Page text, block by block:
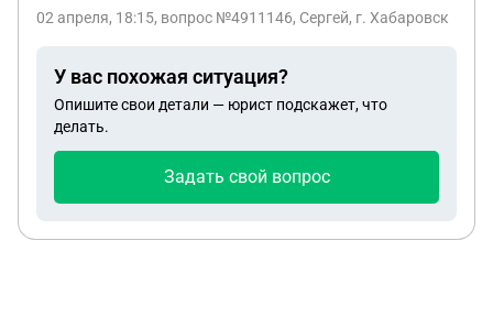
02 апреля, 18:15, вопрос №4911146, Сергей, г. Хабаровск
У вас похожая ситуация?
Опишите свои детали — юрист подскажет, что
делать.
Задать свой вопрос